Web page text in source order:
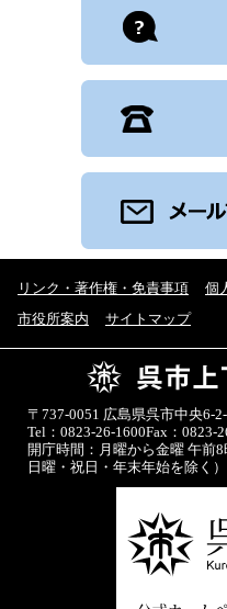
リンク・著作権・免責事項 個
市役所案内
サイトマップ
〒737-0051 広島県呉市中央6-
Tel：0823-26-1600Fax：0823-
開庁時間：月曜から金曜 午前
日曜・祝日・年末年始を除く）